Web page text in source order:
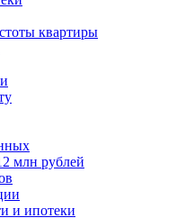
квартиры
млн рублей
и ипотеки